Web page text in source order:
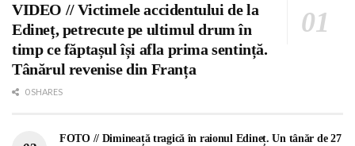
VIDEO // Victimele accidentului de la
Edineț, petrecute pe ultimul drum în
timp ce făptașul își afla prima sentință.
Tânărul revenise din Franța
0 SHARES
FOTO // Dimineață tragică în raionul Edineț. Un tânăr de 27